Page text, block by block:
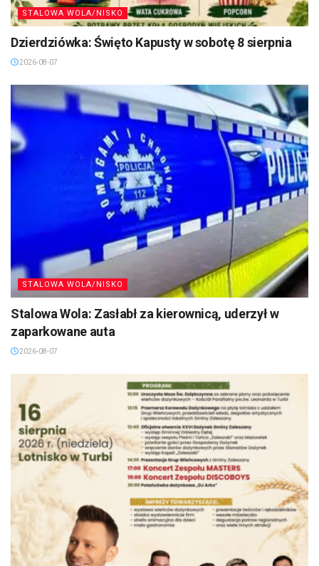
STALOWA WOLA/NISKO
Dzierdziówka: Święto Kapusty w sobotę 8 sierpnia
2026-08-07
STALOWA WOLA/NISKO
Stalowa Wola: Zasłabł za kierownicą, uderzył w
zaparkowane auta
2026-08-07